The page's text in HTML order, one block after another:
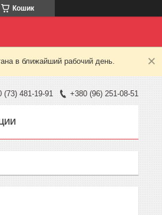
Кошик
в ближайший рабочий день.
(73) 481-19-91 +380 (96) 251-08-51